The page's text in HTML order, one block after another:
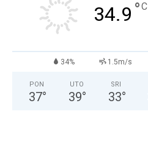
34.9 °C
34% 1.5m/s
PON
37°
UTO
39°
SRI
33°